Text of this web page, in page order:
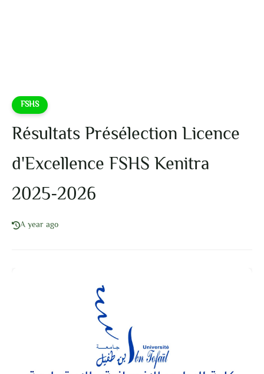
FSHS
Résultats Présélection Licence
d'Excellence FSHS Kenitra
2025-2026
A year ago